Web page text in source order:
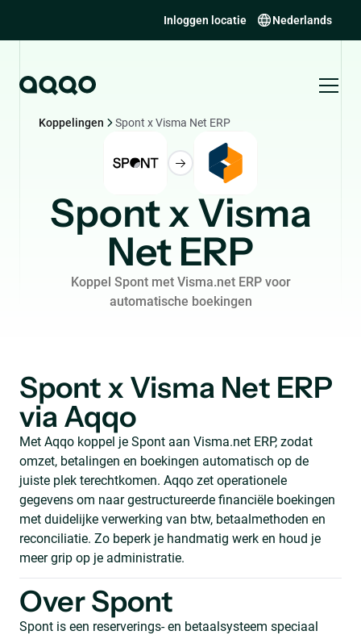
Inloggen locatie Nederlands
Koppelingen Spont x Visma Net ERP
Spont x Visma
Net ERP
Koppel Spont met Visma.net ERP voor
automatische boekingen
Spont x Visma Net ERP
via Aqqo
Met Aqqo koppel je Spont aan Visma.net ERP, zodat
omzet, betalingen en boekingen automatisch op de
juiste plek terechtkomen. Aqqo zet operationele
gegevens om naar gestructureerde financiële boekingen
met duidelijke verwerking van btw, betaalmethoden en
reconciliatie. Zo beperk je handmatig werk en houd je
meer grip op je administratie.
Over Spont
Spont is een reserverings- en betaalsysteem speciaal